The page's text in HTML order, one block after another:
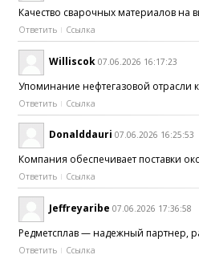
Качество сварочных материалов на
Ответить Ссылка
Williscok 07.06.2026 16:17:23
Упоминание нефтегазовой отрасли
Ответить Ссылка
Donalddauri 07.06.2026 16:25:53
Компания обеспечивает поставки
Ответить Ссылка
Jeffreyaribe 07.06.2026 17:36:58
Редметсплав — надежный партнер,
Ответить Ссылка